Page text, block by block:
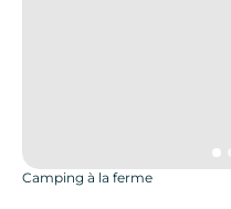
Camping à la ferme